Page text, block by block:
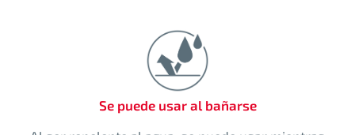
Se puede usar al bañarse